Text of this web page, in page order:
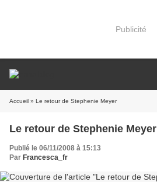
Publicité
Accueil » Le retour de Stephenie Meyer
Le retour de Stephenie Meyer
Publié le 06/11/2008 à 15:13
Par Francesca_fr